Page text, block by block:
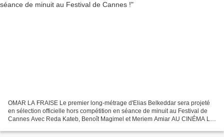
OMAR LA FRAISE Le premier long-métrage d'Elias Belkeddar sera projeté
en sélection officielle hors compétition en séance de minuit au Festival de
Cannes Avec Reda Kateb, Benoît Magimel et Meriem Amiar AU CINÉMA LE